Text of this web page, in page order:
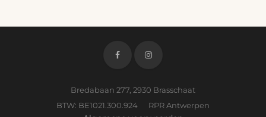
Bredabaan 277, 2930 Brasschaat
BTW: BE1021.300.924 RPR Antwerpen